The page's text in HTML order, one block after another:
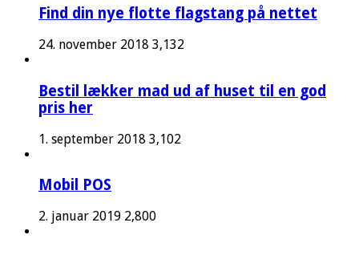
Find din nye flotte flagstang på nettet
24. november 2018 3,132
Bestil lækker mad ud af huset til en god
pris her
1. september 2018 3,102
Mobil POS
2. januar 2019 2,800